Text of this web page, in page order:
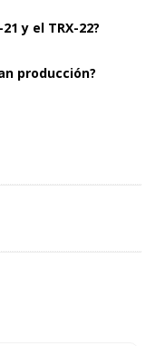
y el TRX-22?
producción?